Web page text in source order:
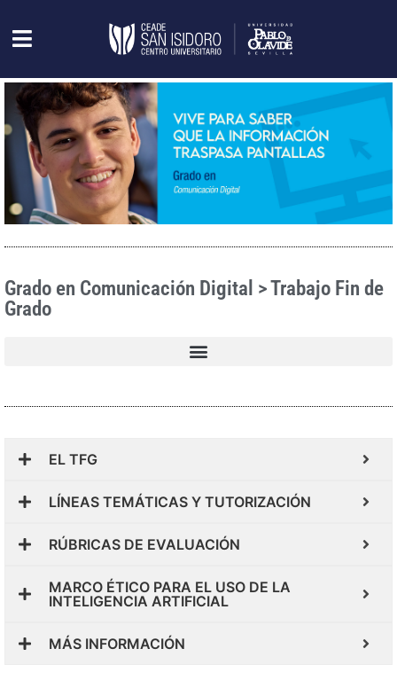
Grado en Comunicación Digital > Trabajo Fin de
Grado
EL TFG
LÍNEAS TEMÁTICAS Y TUTORIZACIÓN
RÚBRICAS DE EVALUACIÓN
MARCO ÉTICO PARA EL USO DE LA
INTELIGENCIA ARTIFICIAL
MÁS INFORMACIÓN